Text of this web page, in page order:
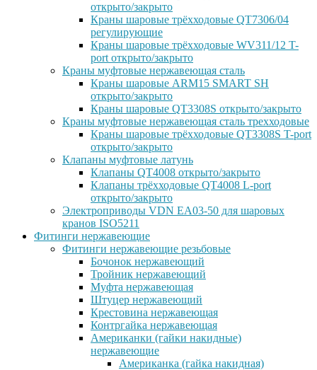
открыто/закрыто
Краны шаровые трёхходовые QT7306/04
регулирующие
Краны шаровые трёхходовые WV311/12 T-
port открыто/закрыто
Краны муфтовые нержавеющая сталь
Краны шаровые ARM15 SMART SH
открыто/закрыто
Краны шаровые QT3308S открыто/закрыто
Краны муфтовые нержавеющая сталь трехходовые
Краны шаровые трёхходовые QT3308S T-port
открыто/закрыто
Клапаны муфтовые латунь
Клапаны QT4008 открыто/закрыто
Клапаны трёхходовые QT4008 L-port
открыто/закрыто
Электроприводы VDN EA03-50 для шаровых
кранов ISO5211
Фитинги нержавеющие
Фитинги нержавеющие резьбовые
Бочонок нержавеющий
Тройник нержавеющий
Муфта нержавеющая
Штуцер нержавеющий
Крестовина нержавеющая
Контргайка нержавеющая
Американки (гайки накидные)
нержавеющие
Американка (гайка накидная)